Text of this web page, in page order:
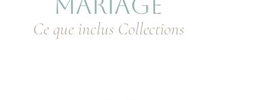
Ce que inclus Collections